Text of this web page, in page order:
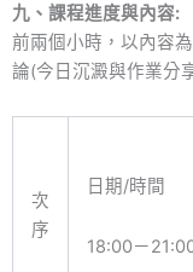
九、課程進度與內容:
前兩個小時，以內容
論(今日沉澱與作業分
次
序
日期/時間
18:00－